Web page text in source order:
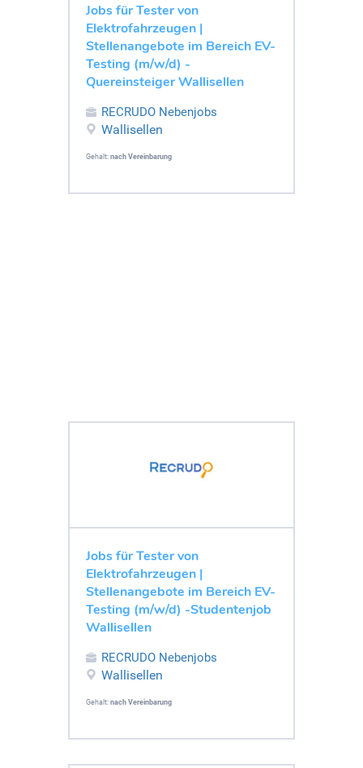
Jobs für Tester von
Elektrofahrzeugen |
Stellenangebote im Bereich EV-
Testing (m/w/d) -
Quereinsteiger Wallisellen
RECRUDO Nebenjobs
Wallisellen
Gehalt: nach Vereinbarung
Jobs für Tester von
Elektrofahrzeugen |
Stellenangebote im Bereich EV-
Testing (m/w/d) -Studentenjob
Wallisellen
RECRUDO Nebenjobs
Wallisellen
Gehalt: nach Vereinbarung